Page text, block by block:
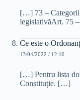
[…] 73 –
legislativăArt. 75
Ce este o
13/04/2022 / 12:10
[…] Pentru lista
Constituție. […]